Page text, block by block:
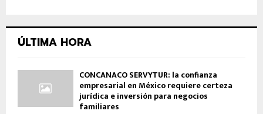
ÚLTIMA HORA
CONCANACO SERVYTUR: la confianza
empresarial en México requiere certeza
jurídica e inversión para negocios
familiares